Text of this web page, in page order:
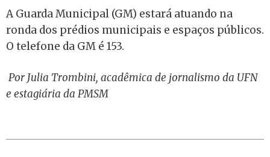
A Guarda Municipal (GM) estará atuando na
ronda dos prédios municipais e espaços públicos.
O telefone da GM é 153.
Por Julia Trombini, acadêmica de jornalismo da UFN
e estagiária da PMSM